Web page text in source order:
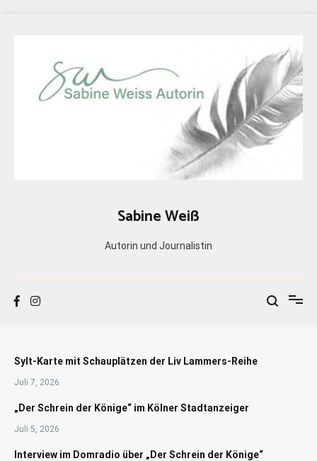
Sabine Weiß
Autorin und Journalistin
Sylt-Karte mit Schauplätzen der Liv Lammers-Reihe
Juli 7, 2026
„Der Schrein der Könige“ im Kölner Stadtanzeiger
Juli 5, 2026
Interview im Domradio über „Der Schrein der Könige“